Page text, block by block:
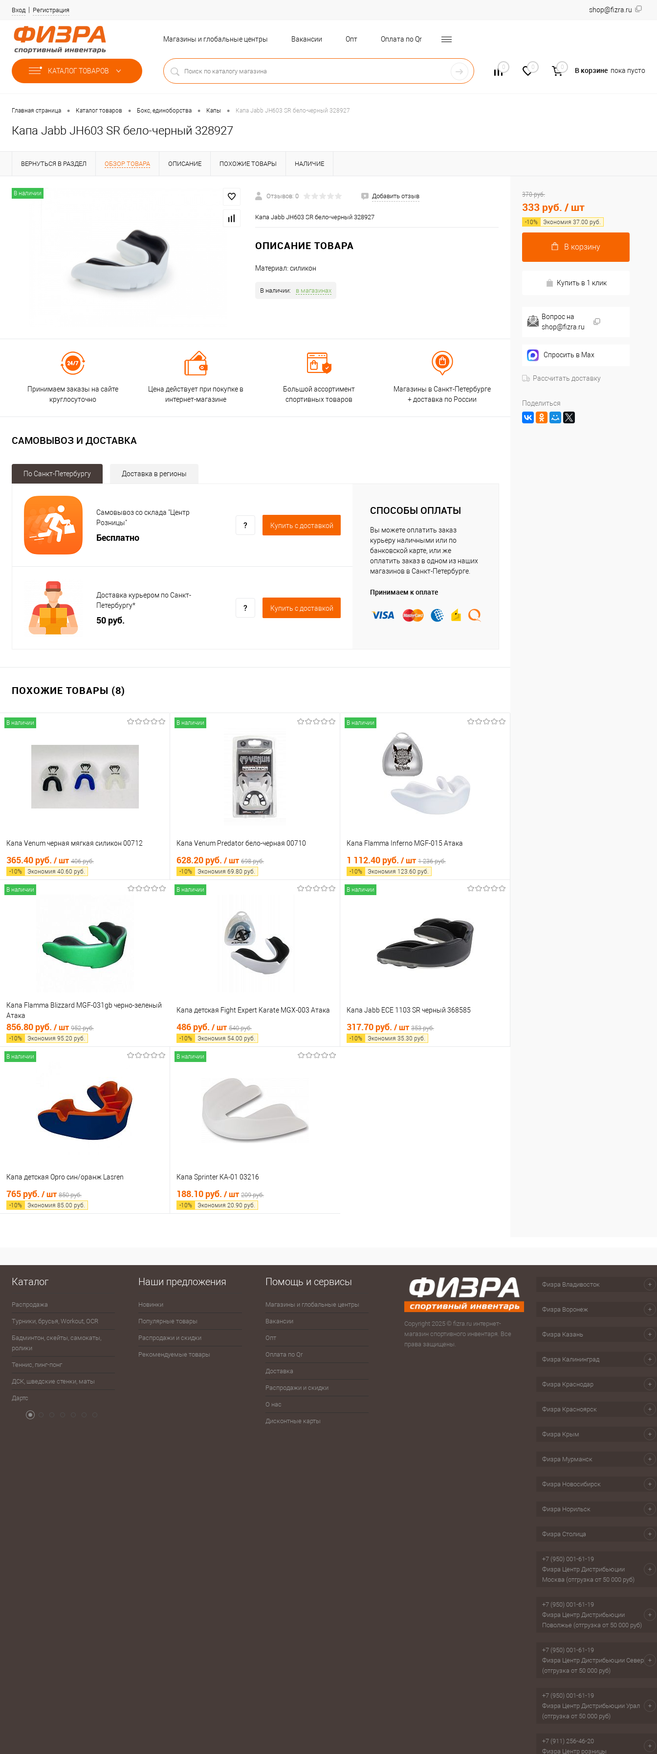
Вход Регистрация shop@fizra.ru
Магазины и глобальные центры Вакансии Опт Оплата по Qr
КАТАЛОГ ТОВАРОВ 0 0 0 В корзине пока пусто
Главная страница • Каталог товаров • Бокс, единоборства • Капы • Капа Jabb JH603 SR бело-черный 328927
Капа Jabb JH603 SR бело-черный 328927
ВЕРНУТЬСЯ В РАЗДЕЛ ОБЗОР ТОВАРА ОПИСАНИЕ ПОХОЖИЕ ТОВАРЫ НАЛИЧИЕ
В наличии Отзывов: 0 Добавить отзыв
Капа Jabb JH603 SR бело-черный 328927
ОПИСАНИЕ ТОВАРА
Материал: силикон
В наличии: в магазинах
Принимаем заказы на сайте
круглосуточно
Цена действует при покупке в
интернет-магазине
Большой ассортимент
спортивных товаров
Магазины в Санкт-Петербурге
+ доставка по России
САМОВЫВОЗ И ДОСТАВКА
По Санкт-Петербургу Доставка в регионы
Самовывоз со склада "Центр
Розницы"
Бесплатно
Купить c доставкой
Доставка курьером по Санкт-
Петербургу*
50 руб.
Купить c доставкой
СПОСОБЫ ОПЛАТЫ
Вы можете оплатить заказ
курьеру наличными или по
банковской карте, или же
оплатить заказ в одном из наших
магазинов в Санкт-Петербурге.
Принимаем к оплате
ПОХОЖИЕ ТОВАРЫ (8)
В наличии
Капа Venum черная мягкая силикон 00712
365.40 руб. / шт 406 руб.
-10% Экономия 40.60 руб.
Сравнение
В избранное
В наличии
В наличии
Капа Venum Predator бело-черная 00710
628.20 руб. / шт 698 руб.
-10% Экономия 69.80 руб.
Купить в 1 клик
В наличии
В наличии
Капа Flamma Inferno MGF-015 Атака
1 112.40 руб. / шт 1 236 руб.
-10% Экономия 123.60 руб.
Сравнение
В наличии
В наличии
Капа Flamma Blizzard MGF-031gb черно-зеленый
Атака
856.80 руб. / шт 952 руб.
-10% Экономия 95.20 руб.
Сравнение
В избранное
В наличии
В наличии
Капа детская Fight Expert Karate MGX-003 Атака
486 руб. / шт 540 руб.
-10% Экономия 54.00 руб.
Купить в 1 клик
В избранное
В наличии
В наличии
Капа Jabb ECE 1103 SR черный 368585
317.70 руб. / шт 353 руб.
-10% Экономия 35.30 руб.
В наличии
Капа детская Opro син/оранж Lasren
765 руб. / шт 850 руб.
-10% Экономия 85.00 руб.
В наличии
Капа Sprinter КА-01 03216
188.10 руб. / шт 209 руб.
-10% Экономия 20.90 руб.
370 руб.
333 руб. / шт
-10% Экономия 37.00 руб.
В корзину
Купить в 1 клик
Вопрос на
shop@fizra.ru
Спросить в Max
Рассчитать доставку
Поделиться
Каталог
Распродажа
Турники, брусья, Workout, OCR
Бадминтон, скейты, самокаты,
ролики
Теннис, пинг-понг
ДСК, шведские стенки, маты
Дартс
Эспандеры
Шахматы, шашки, лото, домино,
Зима
Спортпит, бутылки, шейкеры
Сумки на пояс, сумки спортивные,
Скамьи, стойки, тренажеры
Туризм
Игры на улице
Настольные игры
Свистки
Скандинавская ходьба
Наши предложения
Новинки
Популярные товары
Распродажи и скидки
Рекомендуемые товары
Помощь и сервисы
Магазины и глобальные центры
Вакансии
Опт
Оплата по Qr
Доставка
Распродажи и скидки
О нас
Дисконтные карты
Copyright 2025 © fizra.ru интернет-
магазин спортивного инвентаря. Все
права защищены.
Физра Владивосток
Физра Воронеж
Физра Казань
Физра Калининград
Физра Краснодар
Физра Красноярск
Физра Крым
Физра Мурманск
Физра Новосибирск
Физра Норильск
Физра Столица
+7 (950) 001-61-19
Физра Центр Дистрибьюции
Москва (отгрузка от 50 000 руб)
+7 (950) 001-61-19
Физра Центр Дистрибьюции
Поволжье (отгрузка от 50 000 руб)
+7 (950) 001-61-19
Физра Центр Дистрибьюции Север
(отгрузка от 50 000 руб)
+7 (950) 001-61-19
Физра Центр Дистрибьюции Урал
(отгрузка от 50 000 руб)
+7 (911) 256-46-20
Физра Центр розницы